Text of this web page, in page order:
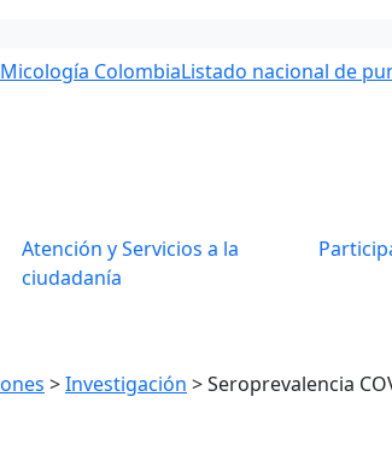
Micología ColombiaListado nacional de
Atención y Servicios a la
ciudadanía
>Investigación >Seroprevalencia